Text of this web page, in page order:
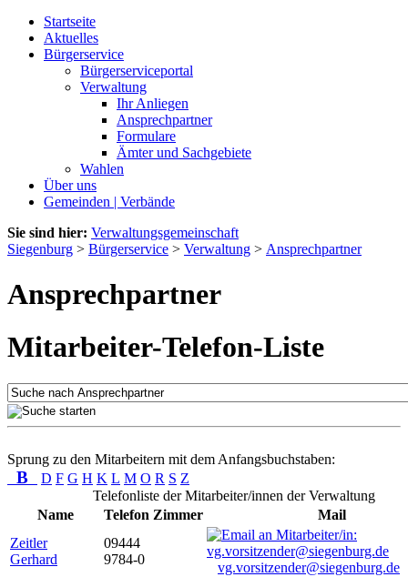
Startseite
Aktuelles
Bürgerservice
Bürgerserviceportal
Verwaltung
Ihr Anliegen
Ansprechpartner
Formulare
Ämter und Sachgebiete
Wahlen
Über uns
Gemeinden | Verbände
Sie sind hier: Verwaltungsgemeinschaft
Siegenburg > Bürgerservice > Verwaltung > Ansprechpartner
Ansprechpartner
Mitarbeiter-Telefon-Liste
Sprung zu den Mitarbeitern mit dem Anfangsbuchstaben:
B D F G H K L M O R S Z
Telefonliste der Mitarbeiter/innen der Verwaltung
Name
Telefon Zimmer
Mail
Zeitler
Gerhard
09444
9784-0
vg.vorsitzender@siegenburg.de